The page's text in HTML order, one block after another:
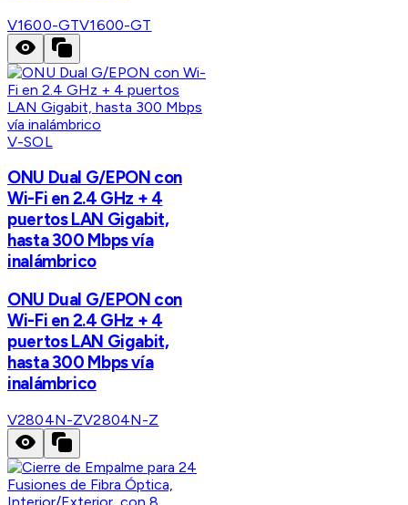
V1600-GTV1600-GT
V-SOL
ONU Dual G/EPON con
Wi-Fi en 2.4 GHz + 4
puertos LAN Gigabit,
hasta 300 Mbps vía
inalámbrico
ONU Dual G/EPON con
Wi-Fi en 2.4 GHz + 4
puertos LAN Gigabit,
hasta 300 Mbps vía
inalámbrico
V2804N-ZV2804N-Z